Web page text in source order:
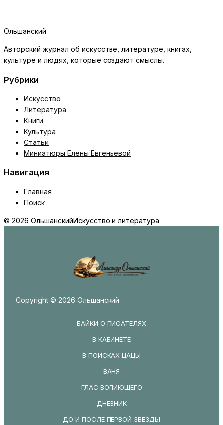
Ольшанский
Авторский журнал об искусстве, литературе, книгах,
культуре и людях, которые создают смыслы.
Рубрики
Искусство
Литература
Книги
Культура
Статьи
Миниатюры Елены Евгеньевой
Навигация
Главная
Поиск
© 2026 ОльшанскийИскусство и литература
Copyright © 2026 Ольшанский
БАЙКИ О ПИСАТЕЛЯХ
В КАБИНЕТЕ
В ПОИСКАХ ЦАЦЫ
ВАНЯ
ГЛАС ВОПИЮЩЕГО
ДНЕВНИК
ДО И ПОСЛЕ ПЕРВОЙ ЗВЕЗДЫ